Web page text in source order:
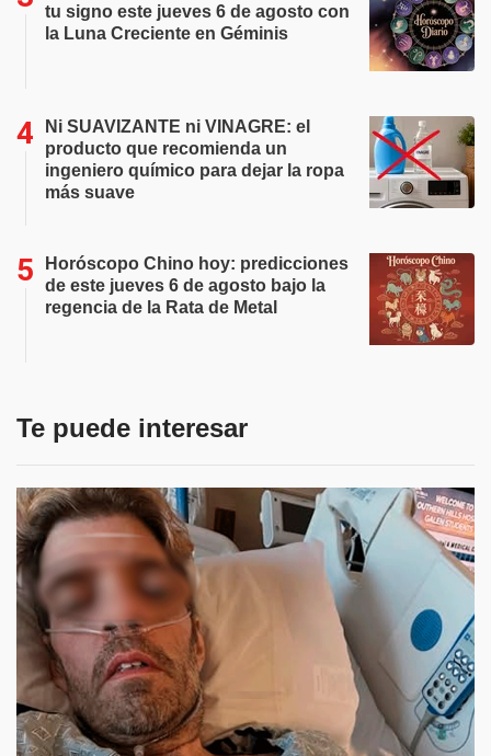
tu signo este jueves 6 de agosto con
la Luna Creciente en Géminis
Ni SUAVIZANTE ni VINAGRE: el
producto que recomienda un
ingeniero químico para dejar la ropa
más suave
Horóscopo Chino hoy: predicciones
de este jueves 6 de agosto bajo la
regencia de la Rata de Metal
Te puede interesar